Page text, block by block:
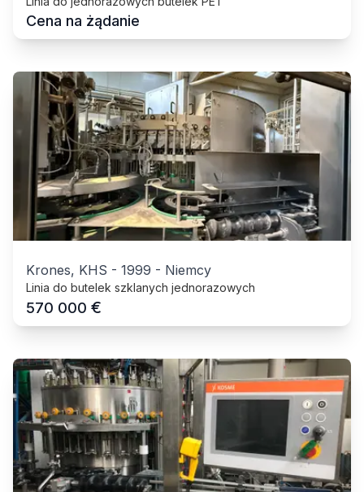
Cena na żądanie
Krones, KHS - 1999 - Niemcy
Linia do butelek szklanych jednorazowych
570 000 €